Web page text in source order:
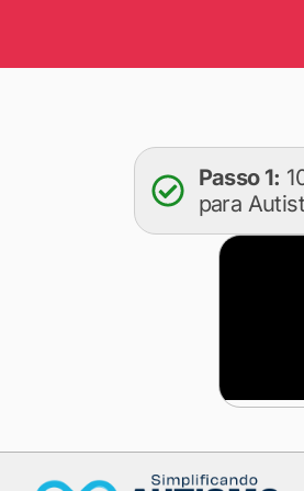
Passo 1:
para